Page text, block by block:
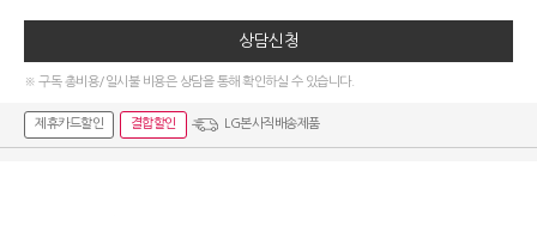
상담신청
※ 구독 총비용/일시불 비용은 상담을 통해 확인하실 수 있습니다.
제휴카드할인 결합할인 LG본사직배송제품